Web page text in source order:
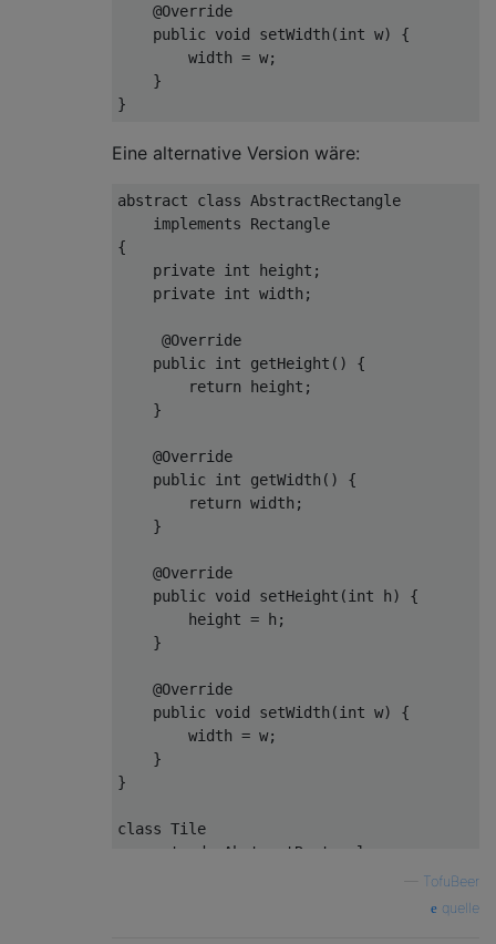
@Override
public
void setWidth (int w)
{
        width = w;
    }
Eine alternative Version wäre:
abstract class AbstractRectangle
implements
Rectangle
{
private int height;
private int width;
@Override
public
int getHeight ()
{
return height;
    }
@Override
public
int getWidth ()
{
return width;
    }
@Override
public
void setHeight (int h)
{
        height = h;
    }
@Override
public
void setWidth (int w)
{
        width = w;
    }
}
class Tile
extends
AbstractRectangle
TofuBeer
quelle